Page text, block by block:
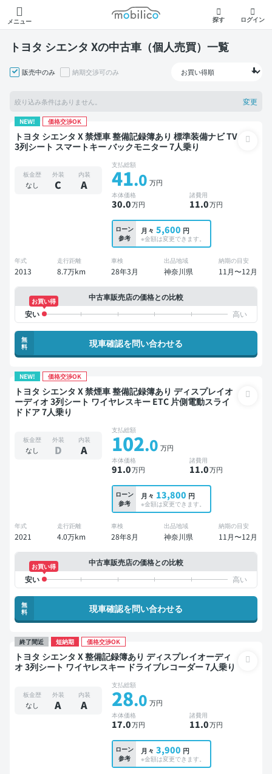
メニュー
モビリコ
探す ログイン
トヨタ シエンタ Xの中古車（個人売買）一覧
販売中のみ 納期交渉可のみ
絞り込み条件はありません。 変更
NEW! 価格交渉OK
トヨタ シエンタ X 禁煙車 整備記録簿あり 標準装備ナビ TV
3列シート スマートキー バックモニター 7人乗り
板金歴
なし
外装
C
内装
A
支払総額
41.0 万円
本体価格
30.0万円
諸費用
11.0万円
ローン
参考
月々 5,600 円
※金額は変更できます。
年式
2013
走行距離
8.7万km
車検
28年3月
出品地域
神奈川県
納期の目安
11月〜12月
中古車販売店の価格との比較
お買い得
無
料
現車確認を問い合わせる
NEW! 価格交渉OK
トヨタ シエンタ X 禁煙車 整備記録簿あり ディスプレイオ
ーディオ 3列シート ワイヤレスキー ETC 片側電動スライ
ドドア 7人乗り
板金歴
なし
外装
D
内装
A
支払総額
102.0 万円
本体価格
91.0万円
諸費用
11.0万円
ローン
参考
月々 13,800 円
※金額は変更できます。
年式
2021
走行距離
4.0万km
車検
28年8月
出品地域
神奈川県
納期の目安
11月〜12月
中古車販売店の価格との比較
お買い得
無
料
現車確認を問い合わせる
終了間近 短納期 価格交渉OK
トヨタ シエンタ X 整備記録簿あり ディスプレイオーディ
オ 3列シート ワイヤレスキー ドライブレコーダー 7人乗り
板金歴
なし
外装
A
内装
A
支払総額
28.0 万円
本体価格
17.0万円
諸費用
11.0万円
ローン
参考
月々 3,900 円
※金額は変更できます。